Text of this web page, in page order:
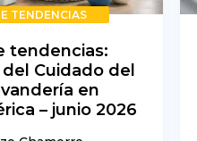
TENDENCIAS
tendencias:
Cuidado del
en
– junio 2026